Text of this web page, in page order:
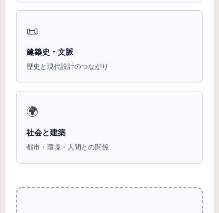
📜
建築史・文脈
歴史と現代設計のつながり
🌍
社会と建築
都市・環境・人間との関係